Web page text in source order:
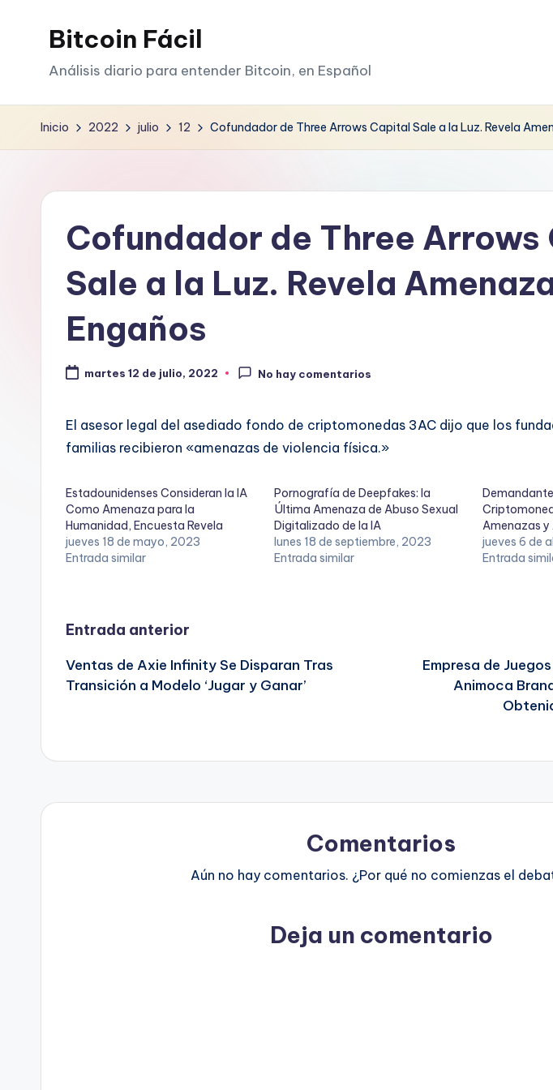
Bitcoin Fácil
Análisis diario para entender Bitcoin, en Español
Inicio 2022 julio 12 Cofundador de Three Arrows Capital Sale a la Luz. Revela
Cofundador de Three Arrows
Sale a la Luz. Revela
Engaños
martes 12 de julio, 2022 No hay comentarios
El asesor legal del asediado fondo de criptomonedas 3AC dijo que los
familias recibieron «amenazas de violencia física.»
Estadounidenses Consideran la IA
Como Amenaza para la
Humanidad, Encuesta Revela
jueves 18 de mayo, 2023
Entrada similar
Pornografía de Deepfakes: la
Última Amenaza de Abuso Sexual
Digitalizado de la IA
lunes 18 de septiembre, 2023
Entrada similar
Amenazas y
jueves 6 de
Entrada
Navegación
de
Entrada anterior
Ventas de Axie Infinity Se Disparan Tras
Transición a Modelo ‘Jugar y Ganar’
Empresa de
Animoca
Comentarios
Aún no hay comentarios. ¿Por qué no comienzas el
Deja un comentario